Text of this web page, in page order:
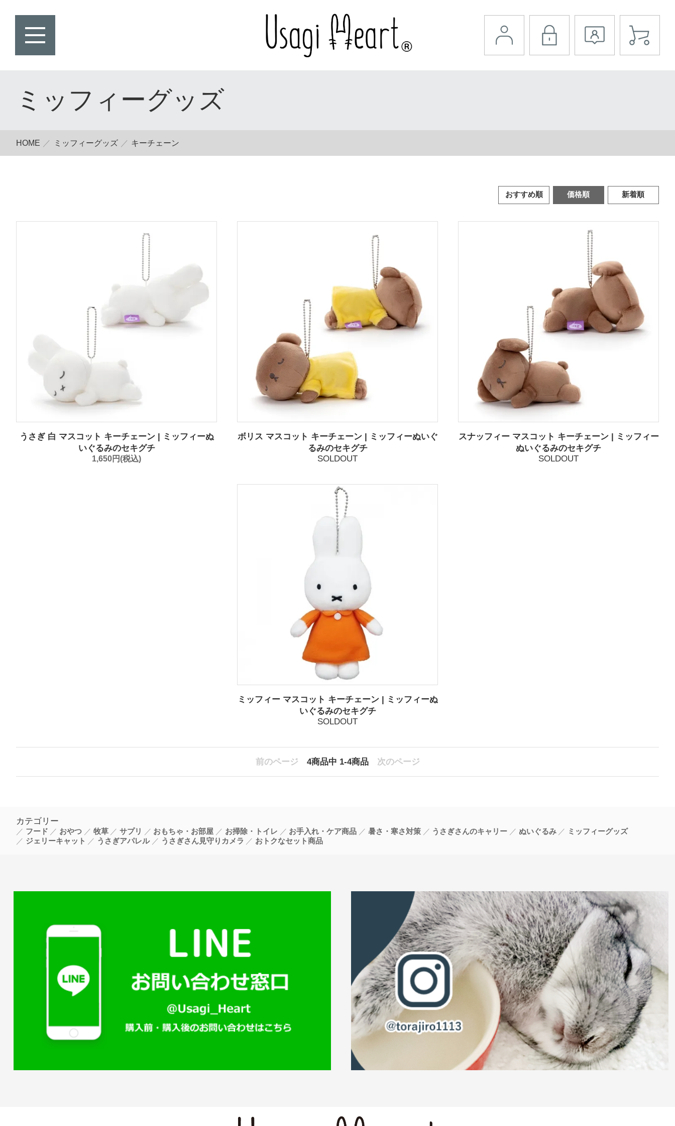
ミッフィーグッズ
HOME ミッフィーグッズ キーチェーン
おすすめ順 価格順 新着順
うさぎ 白 マスコット キーチェーン | ミッフィーぬ
いぐるみのセキグチ
1,650円(税込)
ボリス マスコット キーチェーン | ミッフィーぬいぐ
るみのセキグチ
SOLDOUT
スナッフィー マスコット キーチェーン | ミッフィー
ぬいぐるみのセキグチ
SOLDOUT
ミッフィー マスコット キーチェーン | ミッフィーぬ
いぐるみのセキグチ
SOLDOUT
前のページ 4商品中 1-4商品 次のページ
カテゴリー
フード おやつ 牧草 サプリ おもちゃ・お部屋 お掃除・トイレ お手入れ・ケア商品 暑さ・寒さ対策 うさぎさんのキャリー ぬいぐるみ
ミッフィーグッズ
ジェリーキャット
うさぎアパレル うさぎさん見守りカメラ おトクなセット商品